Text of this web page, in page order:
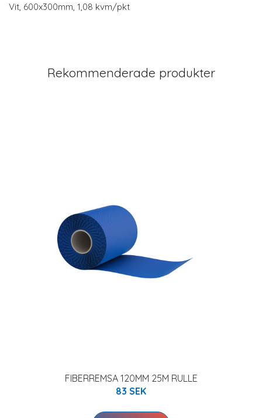
Vit, 600x300mm, 1,08 kvm/pkt
Rekommenderade produkter
FIBERREMSA 120MM 25M RULLE
83 SEK